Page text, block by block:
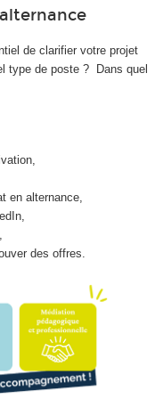
de clarifier votre projet
type de poste ? Dans quel
en alternance,
des offres.